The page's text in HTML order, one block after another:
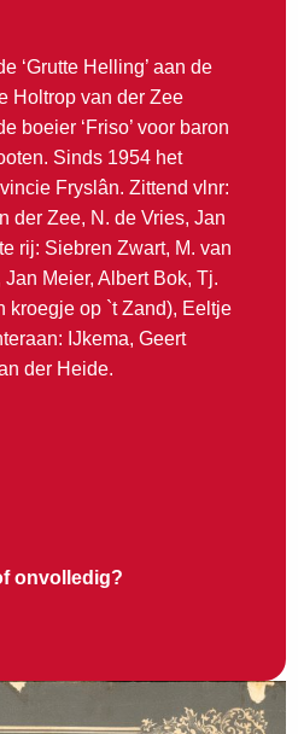
‘Grutte Helling’ aan de
Holtrop van der Zee
boeier ‘Friso’ voor baron
Sinds 1954 het
Fryslân. Zittend vlnr:
der Zee, N. de Vries, Jan
rij: Siebren Zwart, M. van
Meier, Albert Bok, Tj.
kroegje op `t Zand), Eeltje
IJkema, Geert
der Heide.
onvolledig?